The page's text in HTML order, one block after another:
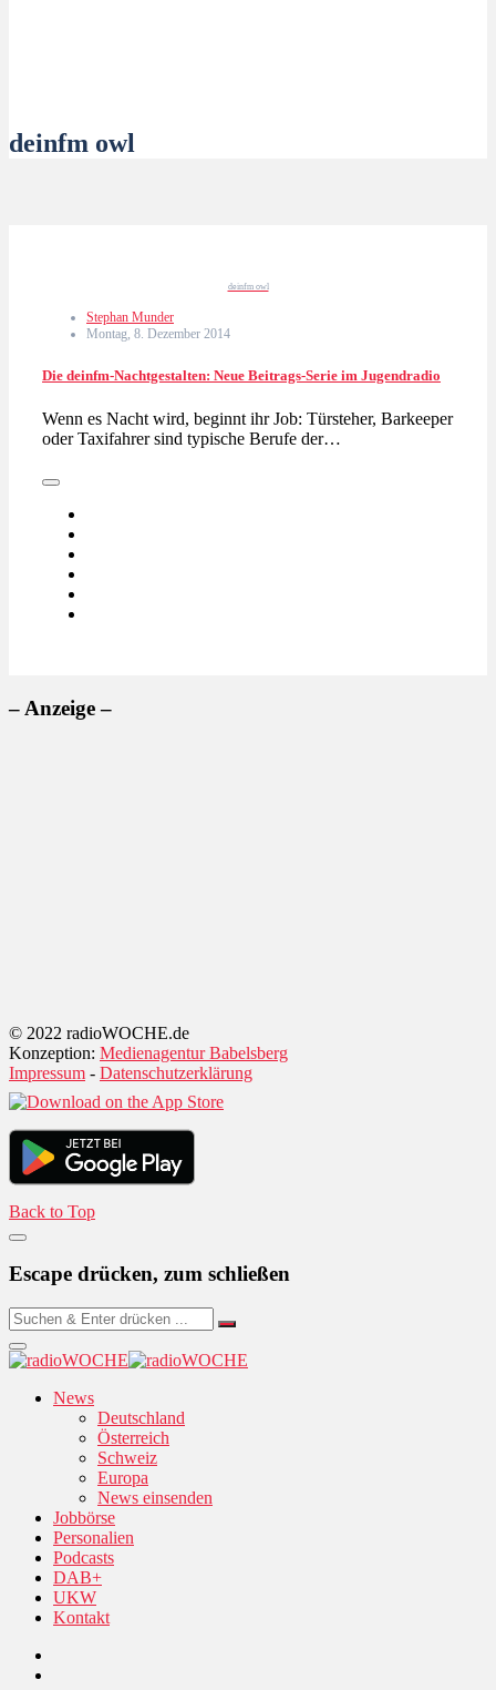
deinfm owl
deinfm owl
Stephan Munder
Montag, 8. Dezember 2014
Die deinfm-Nachtgestalten: Neue Beitrags-Serie im Jugendradio
Wenn es Nacht wird, beginnt ihr Job: Türsteher, Barkeeper
oder Taxifahrer sind typische Berufe der…
– Anzeige –
© 2022 radioWOCHE.de
Konzeption: Medienagentur Babelsberg
Impressum - Datenschutzerklärung
Back to Top
Escape drücken, zum schließen
News
Deutschland
Österreich
Schweiz
Europa
News einsenden
Jobbörse
Personalien
Podcasts
DAB+
UKW
Kontakt